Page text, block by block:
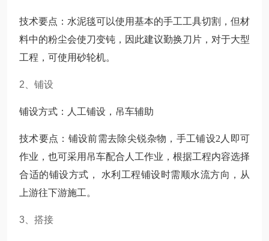
技术要点：水泥毯可以使用基本的手工工具切割，但材
料中的粉尘会使刀变钝，因此建议勤换刀片，对于大型
工程，可使用砂轮机。
2、铺设
铺设方式：人工铺设，吊车辅助
技术要点：铺设前需去除尖锐杂物，手工铺设2人即可
作业，也可采用吊车配合人工作业，根据工程内容选择
合适的铺设方式， 水利工程铺设时需顺水流方向，从
上游往下游施工。
3、搭接